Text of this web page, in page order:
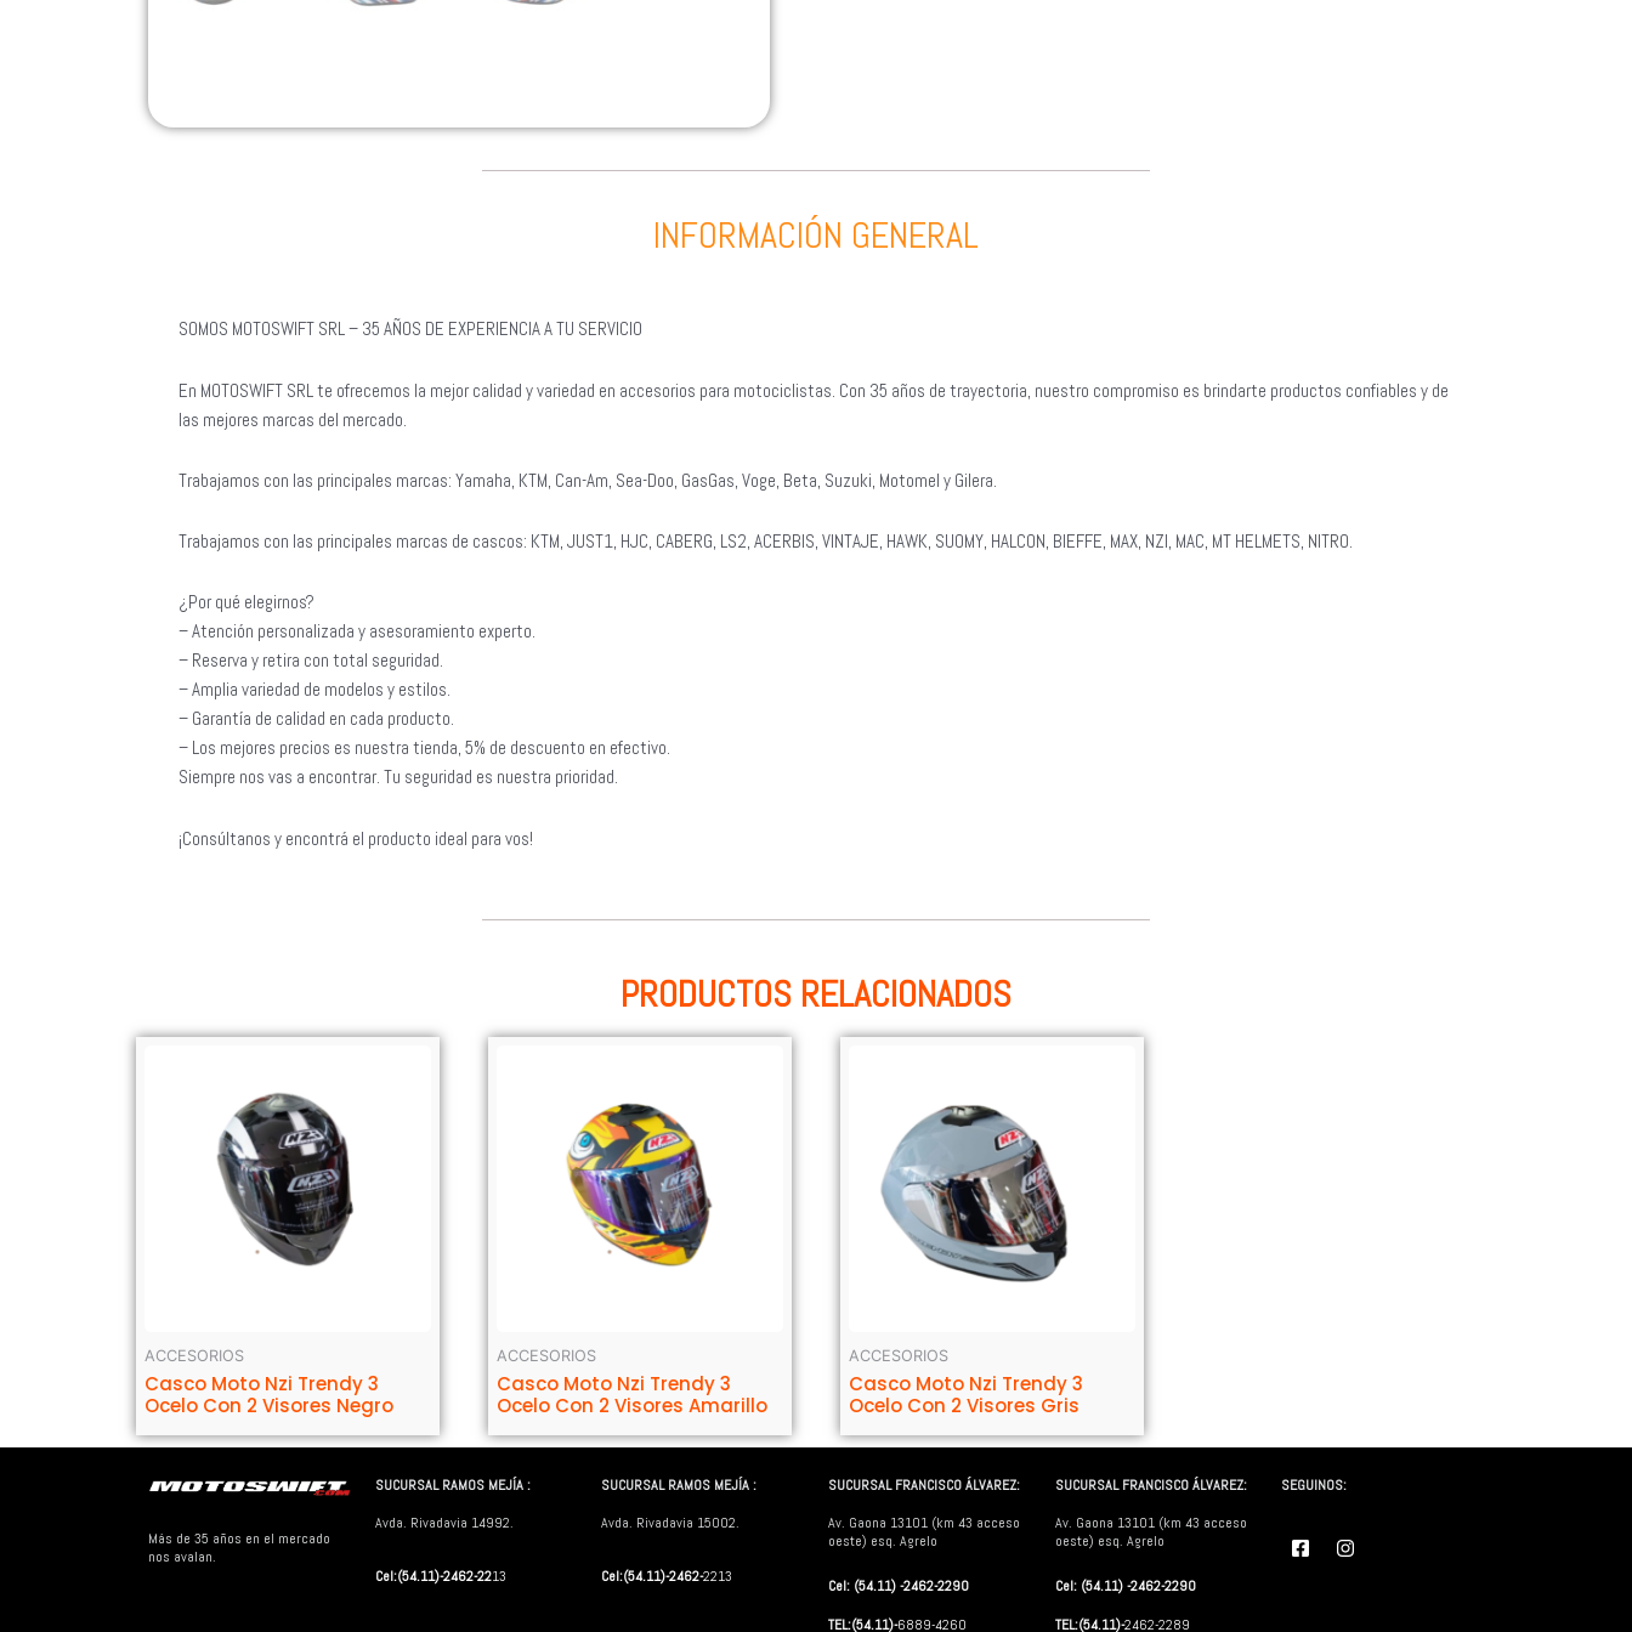
INFORMACIÓN GENERAL
SOMOS MOTOSWIFT SRL – 35 AÑOS DE EXPERIENCIA A TU SERVICIO
En MOTOSWIFT SRL te ofrecemos la mejor calidad y variedad en accesorios para motociclistas. Con 35 años de trayectoria, nuestro compromiso es brindarte productos confiables y de
las mejores marcas del mercado.
Trabajamos con las principales marcas: Yamaha, KTM, Can-Am, Sea-Doo, GasGas, Voge, Beta, Suzuki, Motomel y Gilera.
Trabajamos con las principales marcas de cascos: KTM, JUST1, HJC, CABERG, LS2, ACERBIS, VINTAJE, HAWK, SUOMY, HALCON, BIEFFE, MAX, NZI, MAC, MT HELMETS, NITRO.
¿Por qué elegirnos?
– Atención personalizada y asesoramiento experto.
– Reserva y retira con total seguridad.
– Amplia variedad de modelos y estilos.
– Garantía de calidad en cada producto.
– Los mejores precios es nuestra tienda, 5% de descuento en efectivo.
Siempre nos vas a encontrar. Tu seguridad es nuestra prioridad.
¡Consúltanos y encontrá el producto ideal para vos!
PRODUCTOS RELACIONADOS
ACCESORIOS
Casco Moto Nzi Trendy 3
Ocelo Con 2 Visores Negro
ACCESORIOS
Casco Moto Nzi Trendy 3
Ocelo Con 2 Visores Amarillo
ACCESORIOS
Casco Moto Nzi Trendy 3
Ocelo Con 2 Visores Gris
Más de 35 años en el mercado
nos avalan.
SUCURSAL RAMOS MEJÍA :
Avda. Rivadavia 14992.
Cel:(54.11)-2462-2213
SUCURSAL RAMOS MEJÍA :
Avda. Rivadavia 15002.
Cel:(54.11)-2462-2213
SUCURSAL FRANCISCO ÁLVAREZ:
Av. Gaona 13101 (km 43 acceso
oeste) esq. Agrelo
Cel: (54.11) -2462-2290
TEL:(54.11)-6889-4260
SUCURSAL FRANCISCO ÁLVAREZ:
Av. Gaona 13101 (km 43 acceso
oeste) esq. Agrelo
Cel: (54.11) -2462-2290
TEL:(54.11)-2462-2289
SEGUINOS:
F
a
I
n